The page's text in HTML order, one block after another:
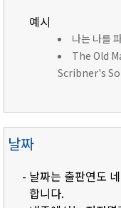
예시
나는 나를
The Old
Scribner's
날짜
- 날짜는 출판연도
합니다.